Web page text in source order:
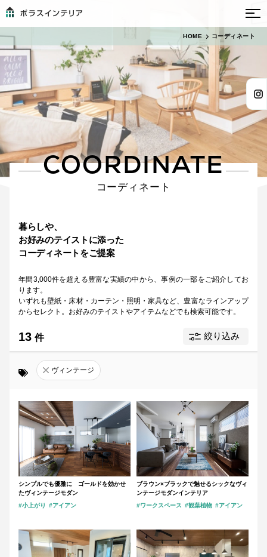
HOME コーディネート
COORDINATE
コーディネート
暮らしや、
お好みのテイストに添った
コーディネートをご提案
年間3,000件を超える豊富な実績の中から、事例の一部をご紹介してお
ります。
いずれも壁紙・床材・カーテン・照明・家具など、 豊富なラインアップ
からセレクト。 お好みのテイストやアイテムなどでも検索可能です。
13 件 絞り込み
ヴィンテージ
シンプルでも優雅に ゴールドを効かせ
たヴィンテージモダン
#小上がり
#アイアン
ブラウン×ブラックで魅せるシックなヴィ
ンテージモダンインテリア
#ワークスペース #観葉植物 #アイアン
指定なし
ホワイト•グレー
系
ナチュラル系 ミディアム系 ダーク系
人気ワード 指定なし
四季を楽しむ
アイアン
テイスト
ヴィンテージ リゾート
カラー 指定なし
オレンジ レッド パープル ブラウン
ブラック シルバー ゴールド
13 絞り込み